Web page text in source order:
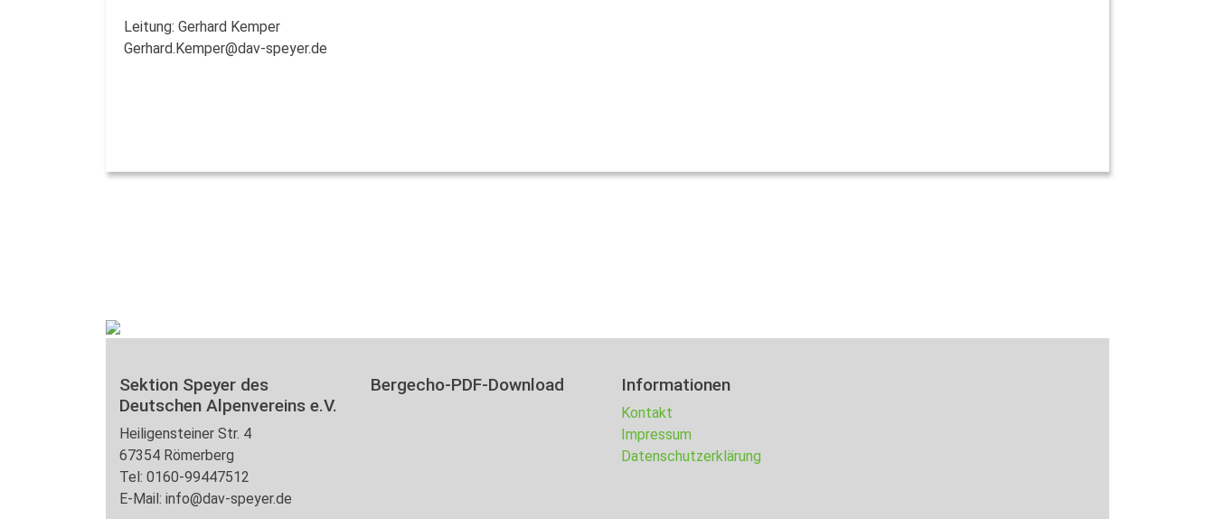
Leitung: Gerhard Kemper
Gerhard.Kemper@dav-speyer.de
Sektion Speyer des
Deutschen Alpenvereins e.V.
Heiligensteiner Str. 4
67354 Römerberg
Tel: 0160-99447512
E-Mail: info@dav-speyer.de
Bergecho-PDF-Download Informationen
Kontakt
Impressum
Datenschutzerklärung